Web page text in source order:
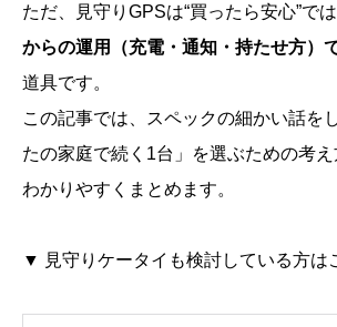
ただ、見守りGPSは“買ったら安心”では
からの運用（充電・通知・持たせ方）
道具です。
この記事では、スペックの細かい話を
たの家庭で続く1台」を選ぶための考
わかりやすくまとめます。
▼ 見守りケータイも検討している方は